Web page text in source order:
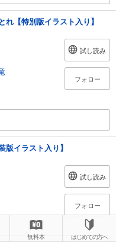
れ【特別版イラスト入り】
試し読み
フォロー
版イラスト入り】
試し読み
フォロー
無料本 はじめての方へ